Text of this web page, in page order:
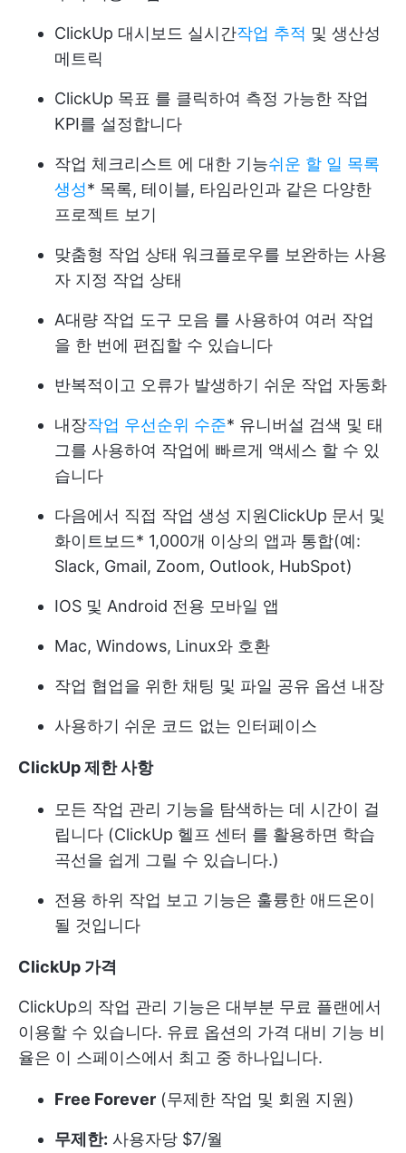
ClickUp 대시보드 실시간작업 추적 및 생산성
메트릭
ClickUp 목표 를 클릭하여 측정 가능한 작업
KPI를 설정합니다
작업 체크리스트 에 대한 기능쉬운 할 일 목록
생성* 목록, 테이블, 타임라인과 같은 다양한
프로젝트 보기
맞춤형 작업 상태 워크플로우를 보완하는 사용
자 지정 작업 상태
A대량 작업 도구 모음 를 사용하여 여러 작업
을 한 번에 편집할 수 있습니다
반복적이고 오류가 발생하기 쉬운 작업 자동화
내장작업 우선순위 수준* 유니버설 검색 및 태
그를 사용하여 작업에 빠르게 액세스 할 수 있
습니다
다음에서 직접 작업 생성 지원ClickUp 문서 및
화이트보드* 1,000개 이상의 앱과 통합(예:
Slack, Gmail, Zoom, Outlook, HubSpot)
IOS 및 Android 전용 모바일 앱
Mac, Windows, Linux와 호환
작업 협업을 위한 채팅 및 파일 공유 옵션 내장
사용하기 쉬운 코드 없는 인터페이스
ClickUp 제한 사항
모든 작업 관리 기능을 탐색하는 데 시간이 걸
립니다 (ClickUp 헬프 센터 를 활용하면 학습
곡선을 쉽게 그릴 수 있습니다.)
전용 하위 작업 보고 기능은 훌륭한 애드온이
될 것입니다
ClickUp 가격
ClickUp의 작업 관리 기능은 대부분 무료 플랜에서
이용할 수 있습니다. 유료 옵션의 가격 대비 기능 비
율은 이 스페이스에서 최고 중 하나입니다.
Free Forever (무제한 작업 및 회원 지원)
무제한: 사용자당 $7/월